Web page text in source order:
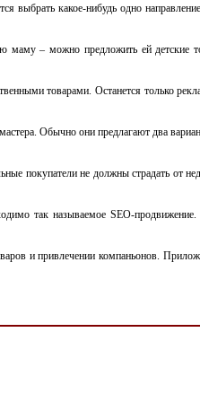
какое-нибудь одно
маму – можно предложить ей
товарами. Останется только
Обычно они предлагают два
покупатели не должны страдать
так называемое SEO-
и привлечении компаньонов.